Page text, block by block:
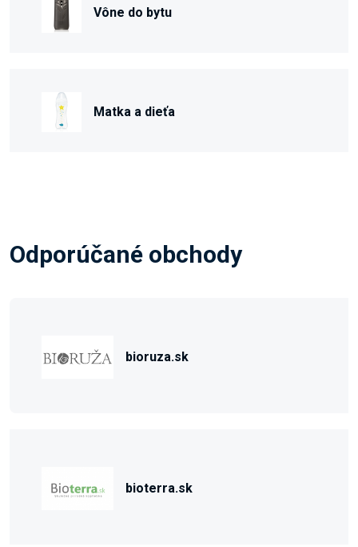
Vône do bytu
Matka a dieťa
Odporúčané obchody
bioruza.sk
bioterra.sk